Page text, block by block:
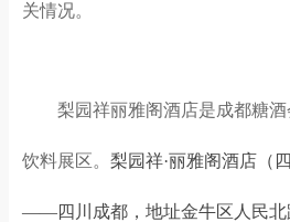
关情况。
梨园祥丽雅阁酒店是成都糖酒
饮料展区。 梨园祥·丽雅阁酒店（
——四川成都，地址金牛区人民北